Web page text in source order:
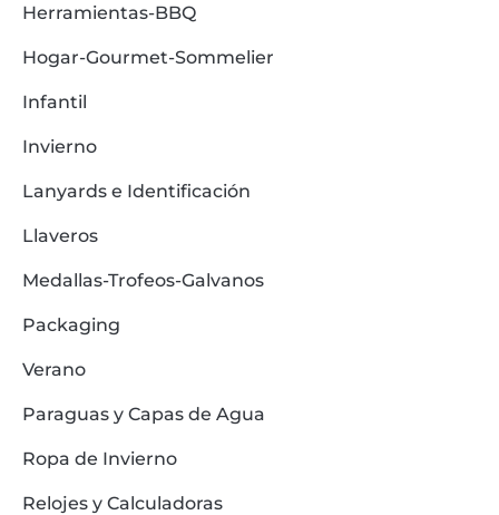
Herramientas-BBQ
Hogar-Gourmet-Sommelier
Infantil
Invierno
Lanyards e Identificación
Llaveros
Medallas-Trofeos-Galvanos
Packaging
Verano
Paraguas y Capas de Agua
Ropa de Invierno
Relojes y Calculadoras